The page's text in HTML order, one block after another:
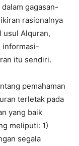
gagasan-
rasionalnya
usul Alquran,
informasi-
itu sendiri.
pemahaman
terletak pada
yang baik
meliputi: 1)
segala